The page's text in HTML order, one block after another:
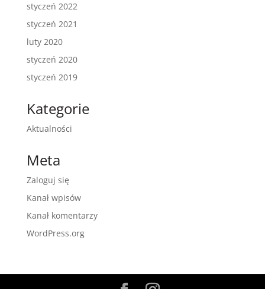
styczeń 2022
styczeń 2021
luty 2020
styczeń 2020
styczeń 2019
Kategorie
Aktualności
Meta
Zaloguj się
Kanał wpisów
Kanał komentarzy
WordPress.org